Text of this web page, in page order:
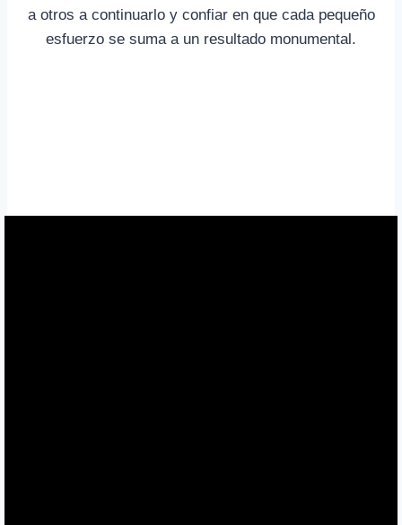
a otros a continuarlo y confiar en que cada pequeño
esfuerzo se suma a un resultado monumental.